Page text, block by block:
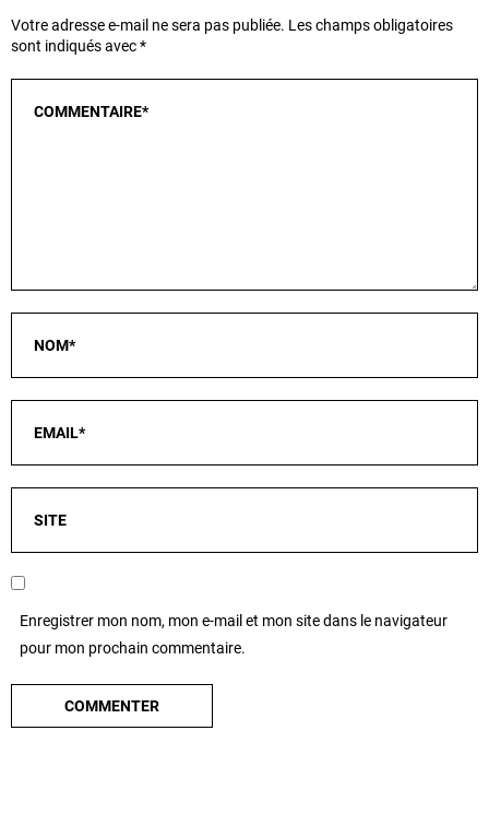
Votre adresse e-mail ne sera pas publiée. Les champs obligatoires
sont indiqués avec*
Enregistrer mon nom, mon e-mail et mon site dans le navigateur
pour mon prochain commentaire.